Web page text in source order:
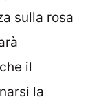
sulla rosa
il
la